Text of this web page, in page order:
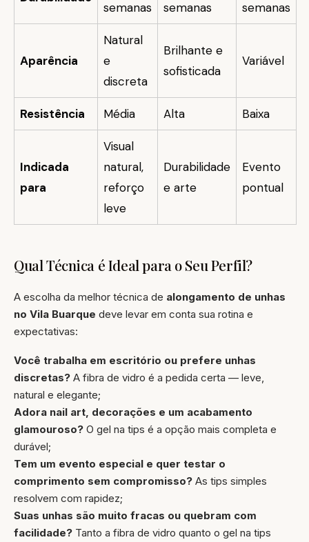
semanas
semanas
semanas
Aparência
Natural
e
discreta
Brilhante e
sofisticada
Variável
Resistência Média Alta Baixa
Indicada
para
Visual
natural,
reforço
leve
Durabilidade
e arte
Evento
pontual
Qual Técnica é Ideal para o Seu Perfil?
A escolha da melhor técnica de alongamento de unhas
no Vila Buarque deve levar em conta sua rotina e
expectativas:
Você trabalha em escritório ou prefere unhas
discretas? A fibra de vidro é a pedida certa — leve,
natural e elegante;
Adora nail art, decorações e um acabamento
glamouroso? O gel na tips é a opção mais completa e
durável;
Tem um evento especial e quer testar o
comprimento sem compromisso? As tips simples
resolvem com rapidez;
Suas unhas são muito fracas ou quebram com
facilidade? Tanto a fibra de vidro quanto o gel na tips